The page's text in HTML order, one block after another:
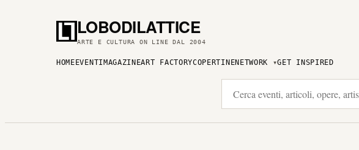
LOBODILATTICE
ARTE E CULTURA ON LINE DAL 2004
HOME EVENTI MAGAZINEART FACTORYCOPERTINENETWORK GET INSPIRED